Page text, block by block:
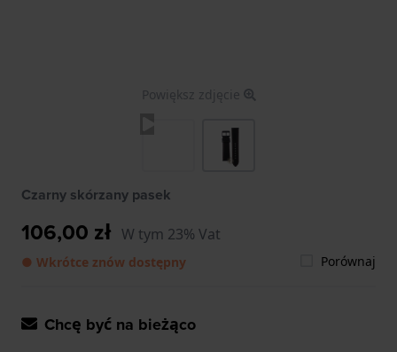
Powiększ zdjęcie
Czarny skórzany pasek
106,00 zł W tym 23% Vat
● Wkrótce znów dostępny Porównaj
Chcę być na bieżąco